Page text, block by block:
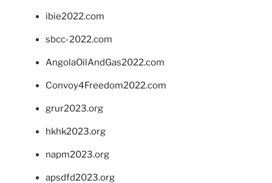
ibie2022.com
sbcc-2022.com
AngolaOilAndGas2022.com
Convoy4Freedom2022.com
grur2023.org
hkhk2023.org
napm2023.org
apsdfd2023.org